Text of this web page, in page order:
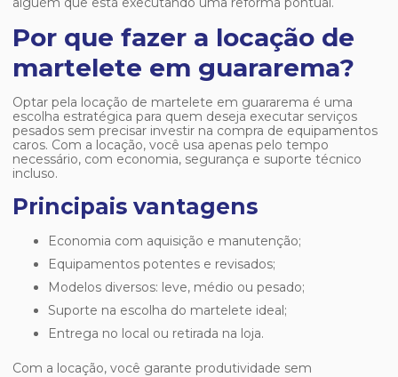
Por que fazer a locação de
martelete em guararema?
Optar pela locação de martelete em guararema é uma
escolha estratégica para quem deseja executar serviços
pesados sem precisar investir na compra de equipamentos
caros. Com a locação, você usa apenas pelo tempo
necessário, com economia, segurança e suporte técnico
incluso.
Principais vantagens
Economia com aquisição e manutenção;
Equipamentos potentes e revisados;
Modelos diversos: leve, médio ou pesado;
Suporte na escolha do martelete ideal;
Entrega no local ou retirada na loja.
Com a locação, você garante produtividade sem